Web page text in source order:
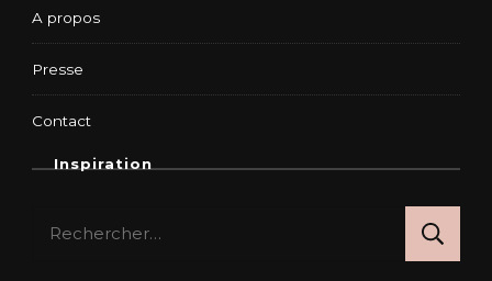
A propos
Presse
Contact
Inspiration